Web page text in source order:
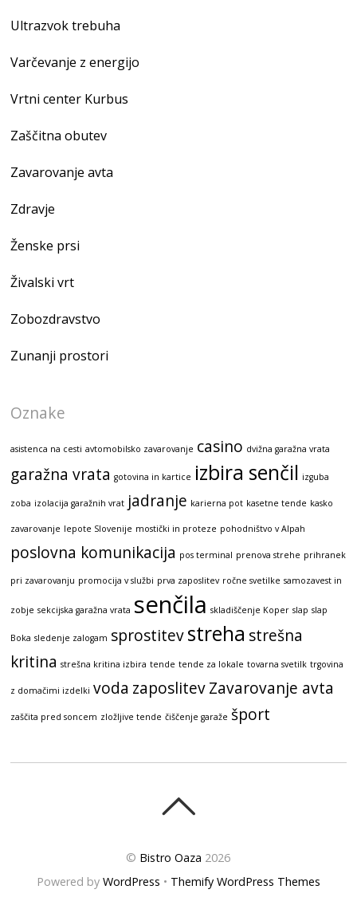
Ultrazvok trebuha
Varčevanje z energijo
Vrtni center Kurbus
Zaščitna obutev
Zavarovanje avta
Zdravje
Ženske prsi
Živalski vrt
Zobozdravstvo
Zunanji prostori
Oznake
asistenca na cesti avtomobilsko zavarovanje casino dvižna garažna vrata
garažna vrata gotovina in kartice izbira senčil izguba
zoba izolacija garažnih vrat jadranje karierna pot kasetne tende kasko
zavarovanje lepote Slovenije mostički in proteze pohodništvo v Alpah
poslovna komunikacija pos terminal prenova strehe prihranek
pri zavarovanju promocija v službi prva zaposlitev ročne svetilke samozavest in
zobje sekcijska garažna vrata senčila skladiščenje Koper slap slap
Boka sledenje zalogam sprostitevstreha strešna
kritina strešna kritina izbira tende tende za lokale tovarna svetilk trgovina
z domačimi izdelki voda zaposlitevZavarovanje avta
zaščita pred soncem zložljive tende čiščenje garaže šport
© Bistro Oaza 2026
Powered by WordPress • Themify WordPress Themes